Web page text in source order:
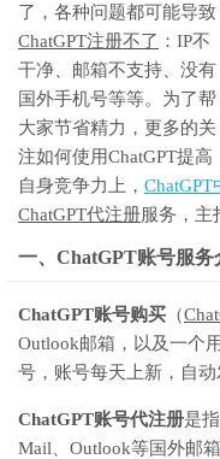
了，各种问题都可能导致
ChatGPT注册不了 ：IP不
干净、邮箱不支持、没有
国外手机号等等。为了帮
大家节省精力，更多的关
注如何使用ChatGPT提高
自身竞争力上， ChatGPT
ChatGPT代注册服务，主
一、ChatGPT账号服务
ChatGPT账号购买 （
Outlook邮箱，以及一个
号，账号每天上新，自动
ChatGPT账号代注册是
Mail、Outlook等国外邮